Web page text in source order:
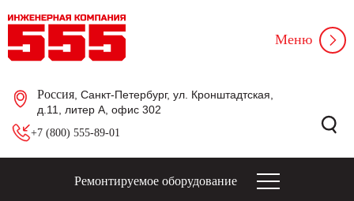
Россия , Санкт-Петербург, ул. Кронштадтская,
д.11, литер А, офис 302
+7 (800) 555-89-01
Меню
Ремонтируемое оборудование